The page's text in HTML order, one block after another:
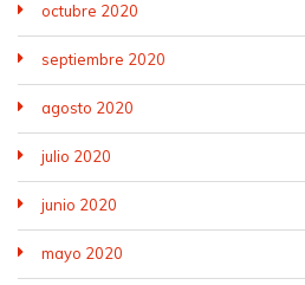
octubre 2020
septiembre 2020
agosto 2020
julio 2020
junio 2020
mayo 2020